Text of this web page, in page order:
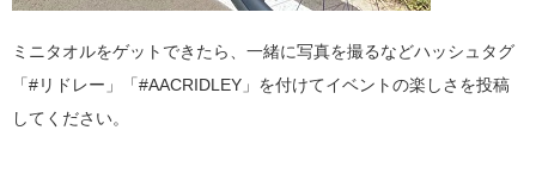
ミニタオルをゲットできたら、一緒に写真を撮るなどハッシュタグ
「#リドレー」「#AACRIDLEY 」を付けてイベントの楽しさを投稿
してください。